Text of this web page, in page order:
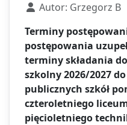
Autor: Grzegorz B
Terminy
postępowania
terminy składania
szkolny 2026/2027
publicznych szkół
czteroletniego
pięcioletniego